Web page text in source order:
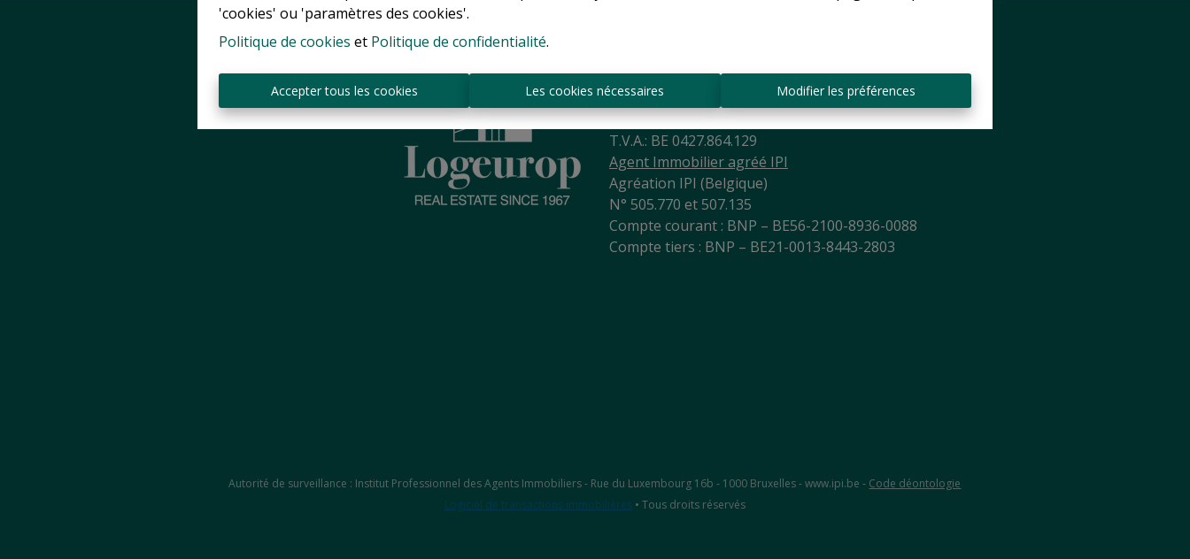
'cookies' ou 'paramètres des cookies'.
Politique de cookies et Politique de confidentialité.
Accepter tous les cookies Les cookies nécessaires Modifier les préférences
3090 Overijse
Tél:+ 32 2 345 90 80
Mail:info@logeurop.be
T.V.A.: BE 0427.864.129
Agent Immobilier agréé IPI
Agréation IPI (Belgique)
N° 505.770 et 507.135
Compte courant : BNP – BE56-2100-8936-0088
Compte tiers : BNP – BE21-0013-8443-2803
Autorité de surveillance : Institut Professionnel des Agents Immobiliers - Rue du Luxembourg 16b - 1000 Bruxelles - www.ipi.be - Code déontologie
Logiciel de transactions immobilières• Tous droits réservés